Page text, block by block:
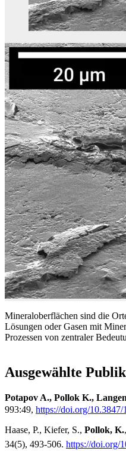
Mineraloberflächen sind die
Lösungen oder Gasen mit
Prozessen von zentraler
Ausgewählte
Potapov A., Pollok K.,
993:49, https://doi.org/10.3847/
Haase, P., Kiefer, S., Pollok, K.
34(5), 493-506. https://doi.org/